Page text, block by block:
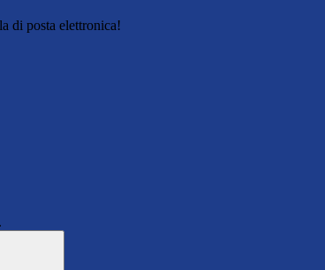
di posta elettronica!